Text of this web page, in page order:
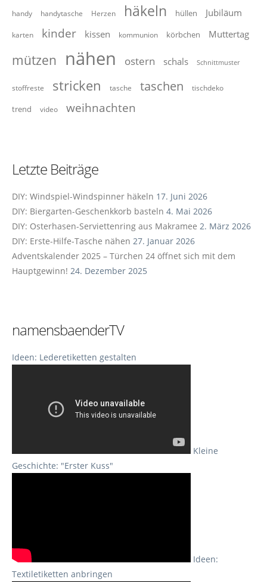
handy handytasche Herzen häkeln hüllen Jubiläum
karten kinder kissen kommunion körbchen Muttertag
mützen nähen ostern schals Schnittmuster
stoffreste stricken tasche taschen tischdeko
trend video weihnachten
Letzte Beiträge
DIY: Windspiel-Windspinner häkeln 17. Juni 2026
DIY: Biergarten-Geschenkkorb basteln 4. Mai 2026
DIY: Osterhasen-Serviettenring aus Makramee 2. März 2026
DIY: Erste-Hilfe-Tasche nähen 27. Januar 2026
Adventskalender 2025 – Türchen 24 öffnet sich mit dem
Hauptgewinn! 24. Dezember 2025
namensbaenderTV
Ideen: Lederetiketten gestalten
Kleine
Geschichte: "Erster Kuss"
Ideen:
Textiletiketten anbringen